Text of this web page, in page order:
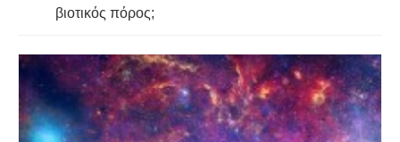
βιοτικός πόρος;